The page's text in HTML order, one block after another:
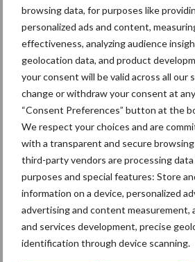
browsing data, for purposes like
personalized ads and content,
effectiveness, analyzing audience
geolocation data, and product
your consent will be valid across all our
change or withdraw your consent at
“Consent Preferences” button at the
We respect your choices and are
with a transparent and secure
third-party vendors are processing
purposes and special features: Store
information on a device, personalized
advertising and content measurement,
and services development, precise
identification through device scanning.
Primaire
Diergezondheid Bemesting
Mastitis
Toon meer